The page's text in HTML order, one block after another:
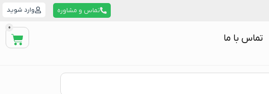
تماس و مشاوره وارد شوید
تماس با ما
0